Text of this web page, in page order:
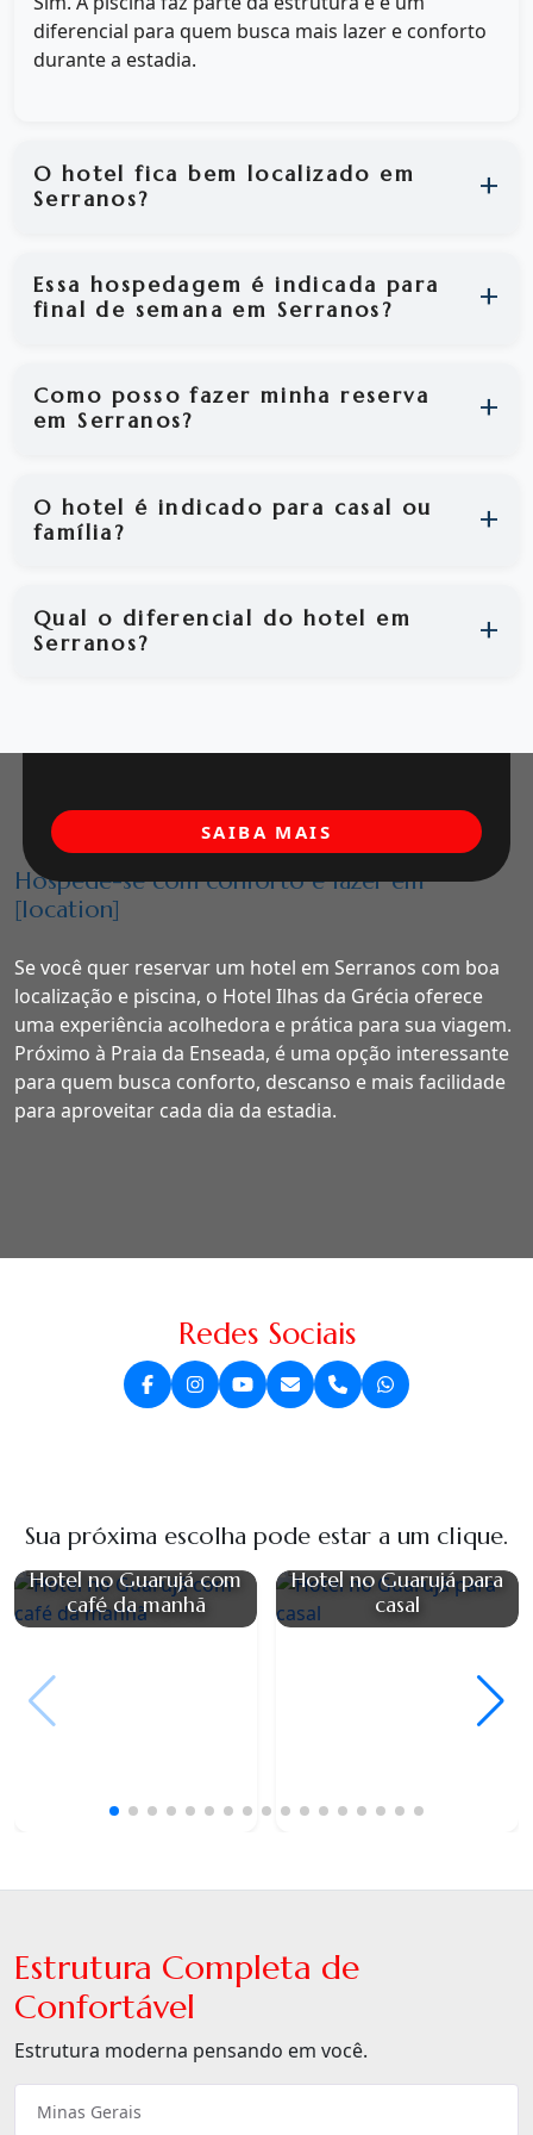
diferencial para quem busca mais lazer e conforto
durante a estadia.
O hotel fica bem localizado em
Serranos?
Essa hospedagem é indicada para
final de semana em Serranos?
Como posso fazer minha reserva
em Serranos?
O hotel é indicado para casal ou
família?
Qual o diferencial do hotel em
Serranos?
Hospede-se com conforto e lazer em
[location]
Se você quer reservar um hotel em Serranos com boa
localização e piscina, o Hotel Ilhas da Grécia oferece
uma experiência acolhedora e prática para sua viagem.
Próximo à Praia da Enseada, é uma opção interessante
para quem busca conforto, descanso e mais facilidade
para aproveitar cada dia da estadia.
SAIBA MAIS
Redes Sociais
Sua próxima escolha pode estar a um clique.
Hotel no Guarujá com
café da manhã
Hotel no Guarujá para
casal
Estrutura Completa de
Confortável
Estrutura moderna pensando em você.
Minas Gerais